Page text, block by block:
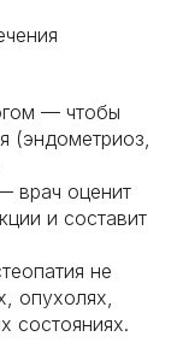
— чтобы
(эндометриоз,
врач оценит
и составит
не
опухолях,
состояниях.